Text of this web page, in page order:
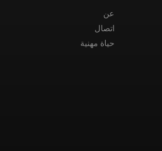
عن
اتصال
حياة مهنية